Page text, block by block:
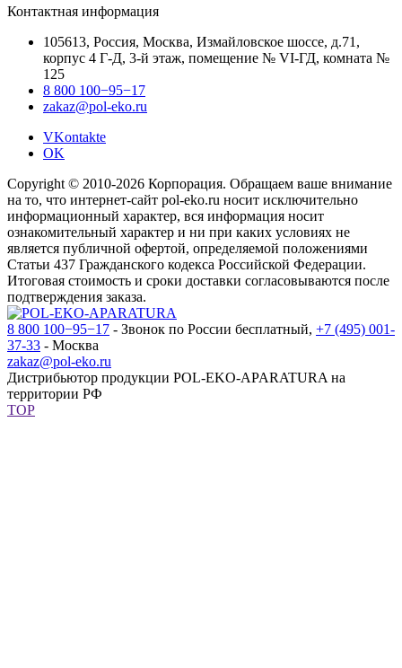
Контактная информация
105613, Россия, Москва, Измайловское шоссе, д.71,
корпус 4 Г-Д, 3-й этаж, помещение № VI-ГД, комната №
125
8 800 100−95−17
zakaz@pol-eko.ru
VKontakte
OK
Copyright © 2010-2026 Корпорация. Обращаем ваше внимание
на то, что интернет-сайт pol-eko.ru носит исключительно
информационный характер, вся информация носит
ознакомительный характер и ни при каких условиях не
является публичной офертой, определяемой положениями
Статьи 437 Гражданского кодекса Российской Федерации.
Итоговая стоимость и сроки доставки согласовываются после
подтверждения заказа.
8 800 100−95−17 - Звонок по России бесплатный, +7 (495) 001-
37-33 - Москва
zakaz@pol-eko.ru
Дистрибьютор продукции POL-EKO-APARATURA на
территории РФ
TOP